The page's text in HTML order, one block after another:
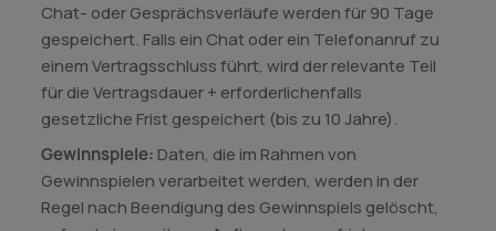
Chat- oder Gesprächsverläufe werden für 90 Tage
gespeichert. Falls ein Chat oder ein Telefonanruf zu
einem Vertragsschluss führt, wird der relevante Teil
für die Vertragsdauer + erforderlichenfalls
gesetzliche Frist gespeichert (bis zu 10 Jahre).
Gewinnspiele: Daten, die im Rahmen von
Gewinnspielen verarbeitet werden, werden in der
Regel nach Beendigung des Gewinnspiels gelöscht,